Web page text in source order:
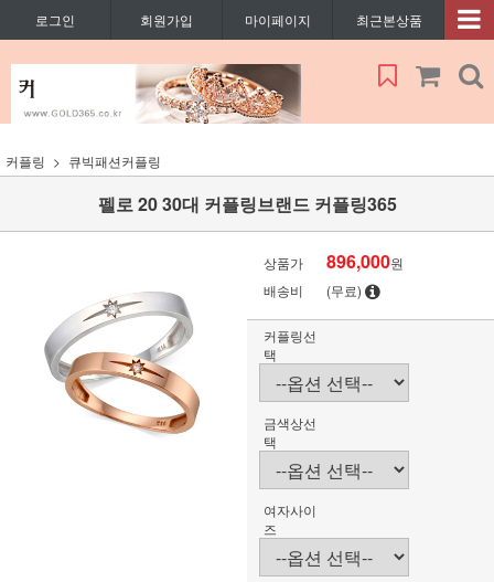
로그인 회원가입 마이페이지 최근본상품
커플링 큐빅패션커플링
펠로 20 30대 커플링브랜드 커플링365
상품가 896,000원
배송비
(무료)
커플링선
택
금색상선
택
여자사이
즈